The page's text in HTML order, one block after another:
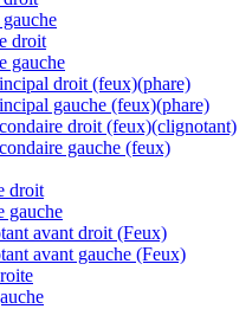
droit
gauche
droit (feux)(phare)
gauche (feux)(phare)
droit (feux)(clignotant)
gauche (feux)
droit
gauche
avant droit (Feux)
avant gauche (Feux)